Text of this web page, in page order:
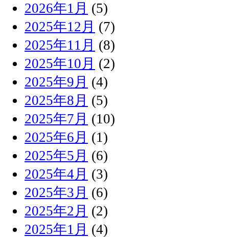
2026年1月 (5)
2025年12月 (7)
2025年11月 (8)
2025年10月 (2)
2025年9月 (4)
2025年8月 (5)
2025年7月 (10)
2025年6月 (1)
2025年5月 (6)
2025年4月 (3)
2025年3月 (6)
2025年2月 (2)
2025年1月 (4)